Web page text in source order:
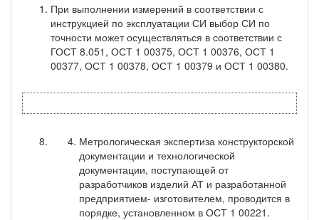
При выполнении измерений в соответствии с
инструкцией по эксплуатации СИ выбор СИ по
точности может осуществляться в соответствии с
ГОСТ 8.051, ОСТ 1 00375, ОСТ 1 00376, ОСТ 1
00377, ОСТ 1 00378, ОСТ 1 00379 и ОСТ 1 00380.
Метрологическая экспертиза конструкторской
документации и технологической
документации, поступающей от
разработчиков изделий АТ и разработанной
предприятием- изготовителем, проводится в
порядке, установленном в ОСТ 1 00221.